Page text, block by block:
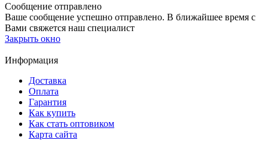
Сообщение отправлено
Ваше сообщение успешно отправлено. В ближайшее время с
Вами свяжется наш специалист
Закрыть окно
Информация
Доставка
Оплата
Гарантия
Как купить
Как стать оптовиком
Карта сайта